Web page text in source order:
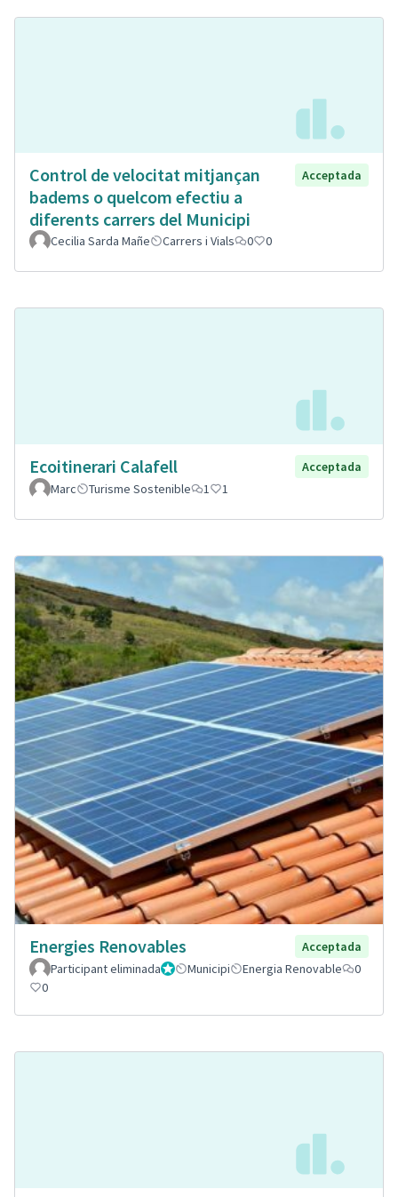
Control de velocitat mitjançan
badems o quelcom efectiu a
diferents carrers del Municipi
Acceptada
Cecilia Sarda Mañe Carrers i Vials 0 0
Ecoitinerari Calafell
Acceptada
Marc
Turisme Sostenible 1 1
Energies Renovables
Acceptada
Participant eliminadaAdministrador
Municipi Energia Renovable
0
0